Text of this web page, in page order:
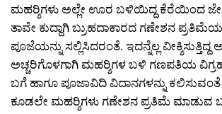
ಮಹರ‍್ಶಿಗಳು ಅಲ್ಲೇ ಊರ ಬಳಿಯಿದ್ದ ಕೆರೆಯಿಂದ
ತಾವೇ ಕುದ್ದಾಗಿ ಬ್ರುಹದಾಕಾರದ ಗಣೇಶನ
ಪೂಜೆಯನ್ನು ಸಲ್ಲಿಸಿದರಂತೆ. ಇದನ್ನೆಲ್ಲ ವೀಕ್ಶಿಸುತ್ತಿದ್ದ
ಅಚ್ಚರಿಗೊಳಗಾಗಿ ಮಹರ‍್ಶಿಗಳ ಬಳಿ ಗಣಪತಿಯ
ಬಗೆ ಹಾಗೂ ಪೂಜಾವಿದಿ ವಿದಾನಗಳನ್ನು
ಕೂಡಲೇ ಮಹರ‍್ಶಿಗಳು ಗಣೇಶನ ಪ್ರತಿಮೆ ಮಾಡುವ